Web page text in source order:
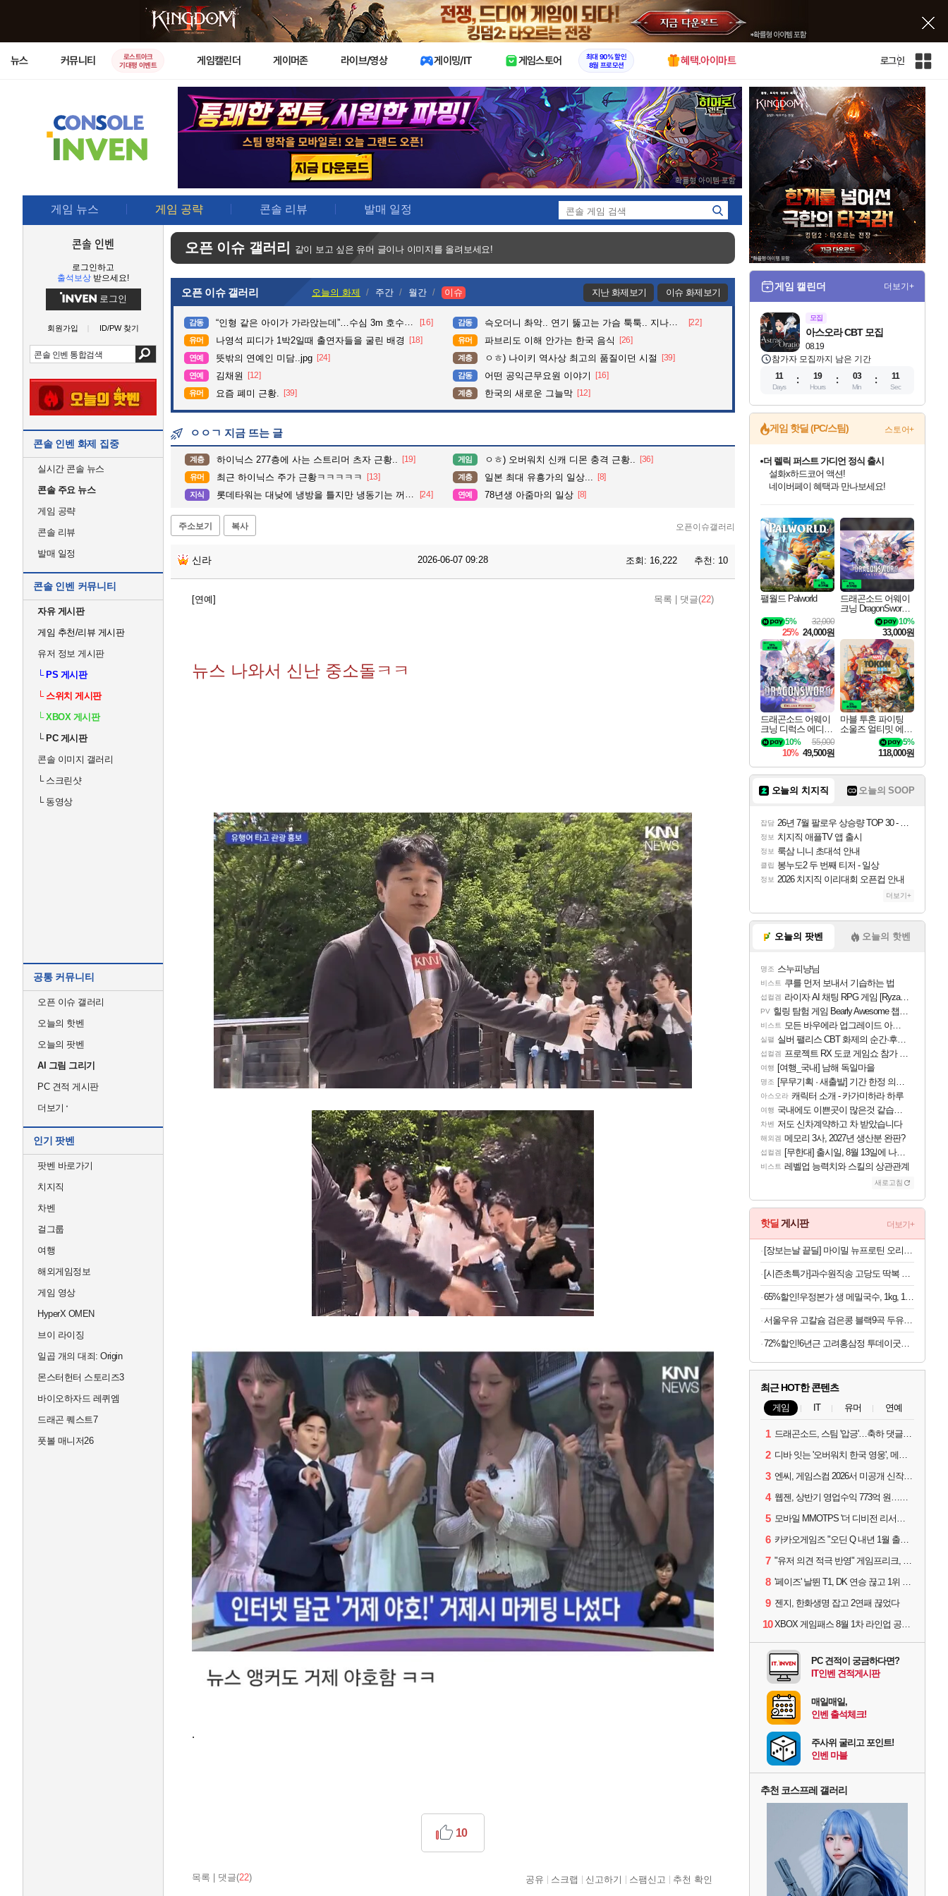
X
뉴스 커뮤니티
로스트아크
기대평 이벤트
게임캘린더 게이머존 라이브/영상 게이밍/IT 게임스토어
최대 90% 할인
8월 프로모션
혜택.아이마트 로그인
인
전
체
사
이
트
맵
게임 뉴스 게임 공략 콘솔 리뷰 발매 일정
콘솔 인벤
로그인하고
출석보상 받으세요!
로그인
회원가입 ID/PW 찾기
콘솔 인벤 화제 집중
실시간 콘솔 뉴스
콘솔 주요 뉴스
게임 공략
콘솔 리뷰
발매 일정
콘솔 인벤 커뮤니티
자유 게시판
게임 추천/리뷰 게시판
유저 정보 게시판
└PS 게시판
└스위치 게시판
└XBOX 게시판
└PC 게시판
콘솔 이미지 갤러리
└스크린샷
└동영상
공통 커뮤니티
오픈 이슈 갤러리
오늘의 핫벤
오늘의 팟벤
AI 그림 그리기
PC 견적 게시판
더보기
인기 팟벤
팟벤 바로가기
치지직
차벤
걸그룹
여행
해외게임정보
게임 영상
HyperX OMEN
브이 라이징
일곱 개의 대죄: Origin
몬스터헌터 스토리즈3
바이오하자드 레퀴엠
드래곤 퀘스트7
풋볼 매니저26
오픈 이슈 갤러리 같이 보고 싶은 유머 글이나 이미지를 올려보세요!
오픈 이슈 갤러리 오늘의 화제 주간 월간 이슈 지난 화제보기 이슈 화제보기
감동 “인형 같은 아이가 가라앉는데”…수심 3m 호수 뛰어든 60대 의인 [16] 감동 슥오더니 촤악.. 연기 뚫고는 가슴 툭툭.. 지나가던 아재의 정체 [22]
유머 나영석 피디가 1박2일때 출연자들을 굴린 배경 [18] 유머 파브리도 이해 안가는 한국 음식 [26]
연예 뜻밖의 연예인 미담..jpg [24] 계층 ㅇㅎ) 나이키 역사상 최고의 품질이던 시절 [39]
연예 김채원 [12] 감동 어떤 공익근무요원 이야기 [16]
유머 요즘 폐미 근황. [39] 계층 한국의 새로운 그늘막 [12]
ㅇㅇㄱ 지금 뜨는 글
계층 하이닉스 277층에 사는 스트리머 츠자 근황.. [19] 게임 ㅇㅎ) 오버워치 신캐 디몬 충격 근황.. [36]
유머 최근 하이닉스 주가 근황ㅋㅋㅋㅋㅋ [13] 계층 일본 최대 유흥가의 일상... [8]
지식 롯데타워는 대낮에 냉방을 틀지만 냉동기는 꺼져있데요. [24] 연예 78년생 아줌마의 일상 [8]
주소보기 복사 오픈이슈갤러리
신라 2026-06-07 09:28 조회: 16,222 추천: 10
[연예] 목록 댓글(22)
뉴스 나와서 신난 중소돌ㅋㅋ
.
목록 댓글(22)
10
공유 스크랩 신고하기 스팸신고 추천 확인
게임 캘린더 더보기+
모집
08.19
아스오라 CBT 모집
참가자 모집까지 남은 기간
11
Days
19
Hours
03
Min
09
Sec
게임 핫딜 (PC/스팀) 스토어+
최대 90% 할인가를 만나보세요!
네이버혜택과 함께 만나보세요!
50%할인&추가 적립까지!
네이버 포인트 혜택까지!
이니&베니 혜택까지!
네이버 혜택가와 함께 예약하세요!
할인&네이버혜택으로 만나보세요!
네이버페이 혜택과 만나보세요!
베데스다 40주년 기념 할인 중!
베데스다의 명작들을
40주년 프로모션으로 만나보세요!
할인가에 만나보세요!
일부 에디션 상시 할인!
혜택으로 예약 판매 중
편안하게 충전하세요
팰월드 Palworld
32,000
5%
25% 24,000원
드래곤소드 어웨이
크닝 DragonSword A
10%
33,000원
드래곤소드 어웨이
크닝 디럭스 에디션
DragonSword Awake
ning Deluxe Edition
55,000
10%
10% 49,500원
마블 투혼 파이팅
소울즈 얼티밋 에디
션 MARVEL Tokon
Fighting Souls Ultima
5%
118,000원
오늘의 치지직 오늘의 SOOP
잡담 26년 7월 팔로우 상승량 TOP 30 - 월간 치지직
정보 치지직 애플TV 앱 출시
정보 룩삼 니니 초대석 안내
클립 봉누도2 두 번째 티저 - 일상
정보 2026 치지직 이리대회 오픈컵 안내
더보기+
오늘의 팟벤 오늘의 핫벤
명조 스누피냥님
비스트 쿠를 먼저 보내서 기습하는 법
섭컬겜 라이자 AI 채팅 RPG 게임 [RyzaChat: AI] 공개
PV 힐링 탐험 게임 Bearly Awesome 챕터 1 트레일러
비스트 모든 바우에라 업그레이드 아이템 획득 위치 공략 (89개)
실팰 실버 팰리스 CBT 화제의 순간·후기 모음
섭컬겜 프로젝트 RX 도쿄 게임쇼 참가 결정
여행 [여행_국내] 남해 독일마을
명조 [무무기획 · 새출발] 기간 한정 의뢰 이벤트
아스오라 캐릭터 소개 - 카가미하라 하루
여행 국내에도 이쁜곳이 많은것 같습니다
차벤 저도 신차계약하고 차 받았습니다
해외겜 메모리 3사, 2027년 생산분 완판?
섭컬겜 [무한대] 출시일, 8월 13일에 나오나
비스트 레벨업 능력치와 스킬의 상관관계
새로고침
핫딜 게시판 더보기+
[장보는날 끝딜] 마이밀 뉴프로틴 오리지널 단백질음료 190ml, 30개 [원산지:상세설명에 표시]
[시즌초특가]과수원직송 고당도 딱복 차돌복숭아, 1박스, 2kg
65%할인!우정본가 생 메밀국수, 1kg, 1팩 + 시원한 메밀장, 40g, 6개
서울우유 고칼슘 검은콩 블랙9곡 두유 190ml 20팩 등 행사 모음전
72%할인!6년근 고려홍삼정 투데이굿타임 골드 홍삼스틱, 10g, 300포
최근 HOT한 콘텐츠
게임 IT 유머 연예
1 드래곤소드, 스팀 '압긍'…축하 댓글 달고 게임 코드 받자!
2 디바 잇는 '오버워치 한국 영웅', 메카 파일럿 디몬 나온다
3 엔씨, 게임스컴 2026서 미공개 신작 최초 공개
4 웹젠, 상반기 영업수익 773억 원…순이익 89% 증가
5 모바일 MMOTPS '더 디비전 리서전스', 6일 스팀에도 출시
6 카카오게임즈 "오딘 Q 내년 1월 출시, 연기는 없다"
7 "유저 의견 적극 반영" 게임프리크, 비스트 오브 리인카네이션 개선 나선다
8 '페이즈' 날뛴 T1, DK 연승 끊고 1위 지켜
9 젠지, 한화생명 잡고 2연패 끊었다
10 XBOX 게임패스 8월 1차 라인업 공개... '비스트 오브 리인카네이션' 즉시 합류
PC 견적이 궁금하다면?
IT인벤 견적게시판
매일매일,
인벤 출석체크!
주사위 굴리고 포인트!
인벤 마블
추천 코스프레 갤러리